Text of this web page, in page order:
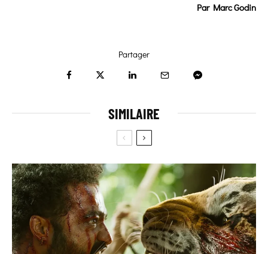
Par Marc Godin
Partager
SIMILAIRE